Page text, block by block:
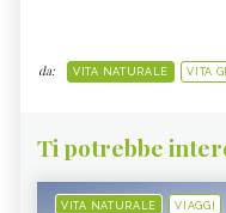
da: VITA NATURALE VITA
Ti potrebbe
VITA NATURALE VIAGGI